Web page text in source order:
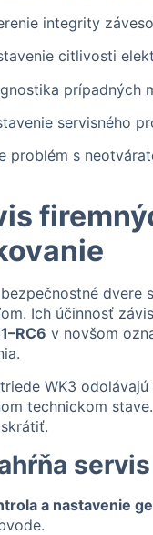
integrity
citlivosti
prípadných
servisného
problém s
bezpečnostné
Ich účinnosť
v novšom
WK3
technickom
a nastavenie